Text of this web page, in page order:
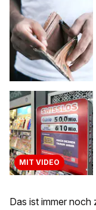
MIT VIDEO
Das ist immer noch